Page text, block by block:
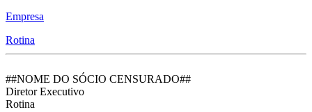
Empresa
Rotina
##NOME DO SÓCIO CENSURADO##
Diretor Executivo
Rotina